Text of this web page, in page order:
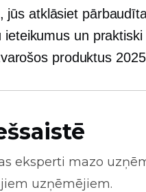
jūs atklāsiet
un
produktus
eksperti mazo
uzņēmējiem.